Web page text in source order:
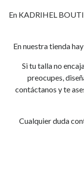
En KADRIHEL
En nuestra tienda
Si tu talla no
preocupes,
contáctanos y te
Cualquier duda